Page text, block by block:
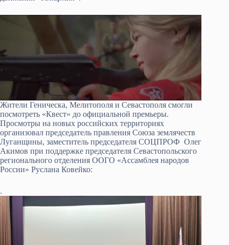
Жители Геническа, Мелитополя и Севастополя смогли
посмотреть «Квест» до официальной премьеры.
Просмотры на новых российских территориях
организовал председатель правления Союза землячеств
Луганщины, заместитель председателя СОЦПРОФ Олег
Акимов при поддержке председателя Севастопольского
регионального отделения ООГО «Ассамблея народов
России» Руслана Ковейко:
.